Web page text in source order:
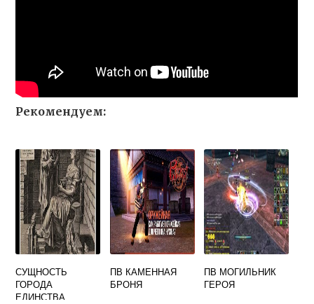
Рекомендуем:
СУЩНОСТЬ
ГОРОДА
ЕДИНСТВА
ПВ КАМЕННАЯ
БРОНЯ
ПВ МОГИЛЬНИК
ГЕРОЯ